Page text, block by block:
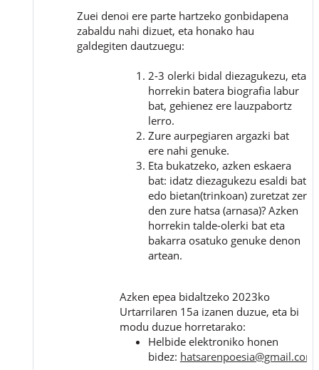
Zuei denoi ere parte hartzeko gonbidapena
zabaldu nahi dizuet, eta honako hau
galdegiten dautzuegu:
2-3 olerki bidal diezagukezu, eta
horrekin batera biografia labur
bat, gehienez ere lauzpabortz
lerro.
Zure aurpegiaren argazki bat
ere nahi genuke.
Eta bukatzeko, azken eskaera
bat: idatz diezagukezu esaldi bat
edo bietan(trinkoan) zuretzat zer
den zure hatsa (arnasa)? Azken
horrekin talde-olerki bat eta
bakarra osatuko genuke denon
artean.
Azken epea bidaltzeko 2023ko
Urtarrilaren 15a izanen duzue, eta bi
modu duzue horretarako:
Helbide elektroniko honen
bidez: hatsarenpoesia@gmail.com